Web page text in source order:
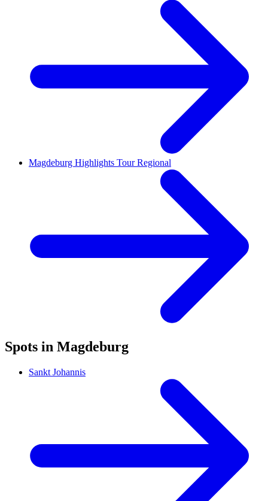
Magdeburg Highlights Tour Regional
Spots in Magdeburg
Sankt Johannis